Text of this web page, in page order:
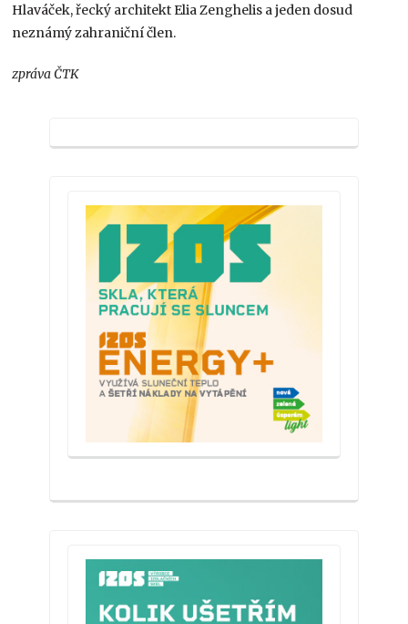
Hlaváček, řecký architekt Elia Zenghelis a jeden dosud
neznámý zahraniční člen.
zpráva ČTK